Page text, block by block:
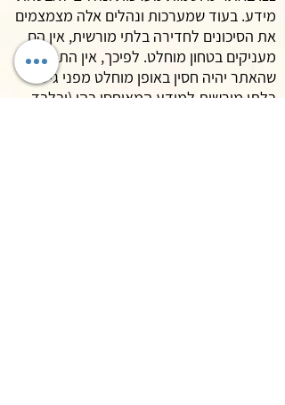
מידע. בעוד שמערכות ונהלים אלה מצמצמים
את הסיכונים לחדירה בלתי מורשית, אין הם
מעניקים בטחון מוחלט. לפיכך, אין התחייבות
שהאתר יהיה חסין באופן מוחלט מפני גישה
בלתי מורשית למידע המאוחסן בהן (ובלבד